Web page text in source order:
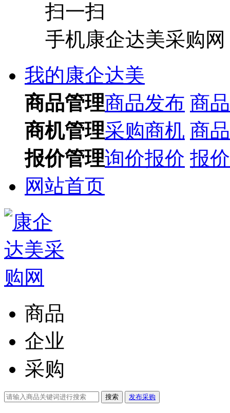
扫一扫
手机康企达美采购网
我的康企达美
商品管理商品发布 商
商机管理采购商机 商
报价管理询价报价 报
网站首页
商品
企业
采购
搜索 发布采购